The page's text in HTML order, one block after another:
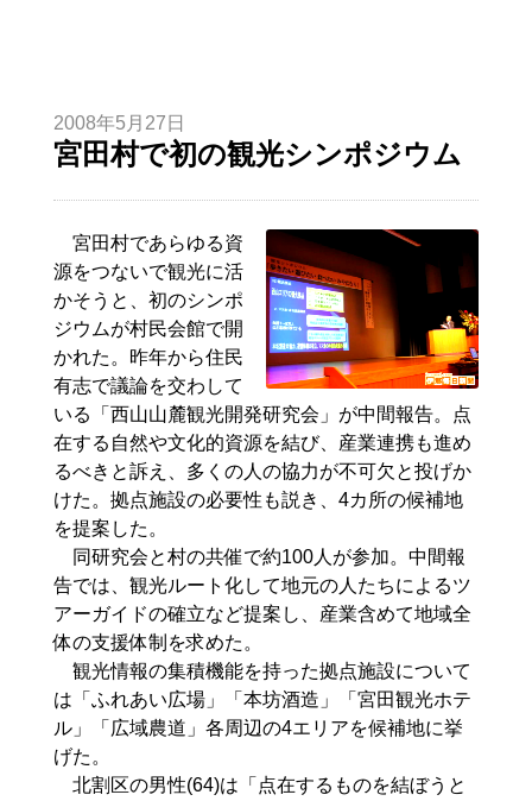
2008年5月27日
宮田村で初の観光シンポジウム
宮田村であらゆる資
源をつないで観光に活
かそうと、初のシンポ
ジウムが村民会館で開
かれた。昨年から住民
有志で議論を交わして
いる「西山山麓観光開発研究会」が中間報告。点
在する自然や文化的資源を結び、産業連携も進め
るべきと訴え、多くの人の協力が不可欠と投げか
けた。拠点施設の必要性も説き、4カ所の候補地
を提案した。
同研究会と村の共催で約100人が参加。中間報
告では、観光ルート化して地元の人たちによるツ
アーガイドの確立など提案し、産業含めて地域全
体の支援体制を求めた。
観光情報の集積機能を持った拠点施設について
は「ふれあい広場」「本坊酒造」「宮田観光ホテ
ル」「広域農道」各周辺の4エリアを候補地に挙
げた。
北割区の男性(64)は「点在するものを結ぼうと